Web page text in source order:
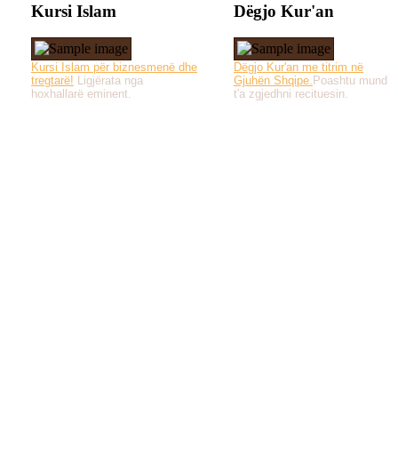
Kursi Islam
Kursi Islam për biznesmenë dhe
tregtarë! Ligjërata nga
hoxhallarë eminent.
Dëgjo Kur'an
Dëgjo Kur'an me titrim në
Gjuhën Shqipe. Poashtu mund
t'a zgjedhni recituesin.